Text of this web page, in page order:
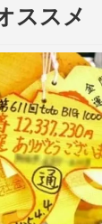
仏するため、
に。
て遊び目的
的にどうし
結婚が進み
出会う男性
ックのごと
ススメ